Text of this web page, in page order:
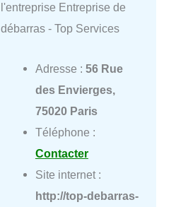
l'entreprise Entreprise de
débarras - Top Services
Adresse : 56 Rue
des Envierges,
75020 Paris
Téléphone :
Contacter
Site internet :
http://top-debarras-